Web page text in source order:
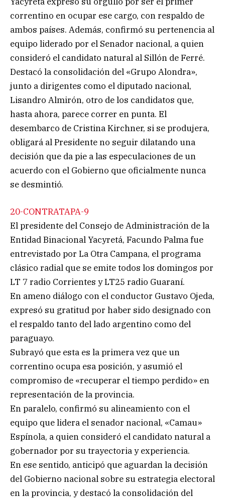
correntino en ocupar ese cargo, con respaldo de
ambos países. Además, confirmó su pertenencia al
equipo liderado por el Senador nacional, a quien
consideró el candidato natural al Sillón de Ferré.
Destacó la consolidación del «Grupo Alondra»,
junto a dirigentes como el diputado nacional,
Lisandro Almirón, otro de los candidatos que,
hasta ahora, parece correr en punta. El
desembarco de Cristina Kirchner, si se produjera,
obligará al Presidente no seguir dilatando una
decisión que da pie a las especulaciones de un
acuerdo con el Gobierno que oficialmente nunca
se desmintió.
20-CONTRATAPA-9
El presidente del Consejo de Administración de la
Entidad Binacional Yacyretá, Facundo Palma fue
entrevistado por La Otra Campana, el programa
clásico radial que se emite todos los domingos por
LT 7 radio Corrientes y LT25 radio Guaraní.
En ameno diálogo con el conductor Gustavo Ojeda,
expresó su gratitud por haber sido designado con
el respaldo tanto del lado argentino como del
paraguayo.
Subrayó que esta es la primera vez que un
correntino ocupa esa posición, y asumió el
compromiso de «recuperar el tiempo perdido» en
representación de la provincia.
En paralelo, confirmó su alineamiento con el
equipo que lidera el senador nacional, «Camau»
Espínola, a quien consideró el candidato natural a
gobernador por su trayectoria y experiencia.
En ese sentido, anticipó que aguardan la decisión
del Gobierno nacional sobre su estrategia electoral
en la provincia, y destacó la consolidación del